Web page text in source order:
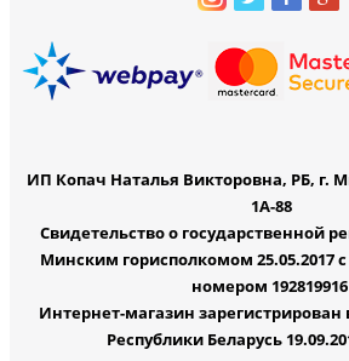
ИП Копач Наталья Викторовна, РБ, г.
1А-88
Свидетельство о государственной
Минским горисполкомом 25.05.2017
номером 192819916
Интернет-магазин зарегистрирован
Республики Беларусь